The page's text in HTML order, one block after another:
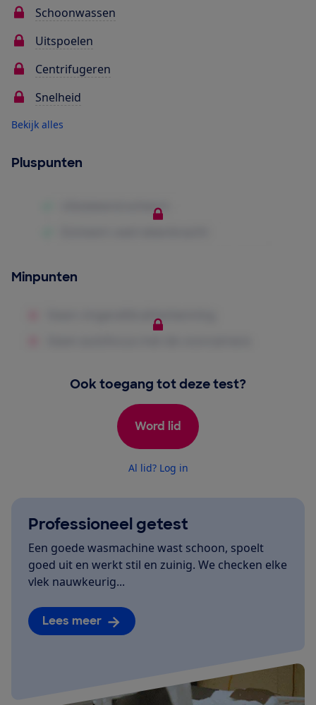
Schoonwassen
Uitspoelen
Centrifugeren
Snelheid
Bekijk alles
Pluspunten
Minpunten
Ook toegang tot deze test?
Word lid
Al lid? Log in
Professioneel getest
Een goede wasmachine wast schoon, spoelt
goed uit en werkt stil en zuinig. We checken elke
vlek nauwkeurig...
Lees meer